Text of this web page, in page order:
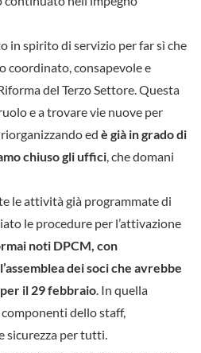
in spirito di servizio per far sì che
consapevole e
del Terzo Settore. Questa
e a trovare vie nuove per
ed è già in grado di
chiuso gli uffici, che domani
le attività già programmate di
le procedure per l’attivazione
noti DPCM, con
dei soci che avrebbe
il 29 febbraio. In quella
dello staff,
sicurezza per tutti.